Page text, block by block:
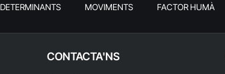
DETERMINANTS MOVIMENTS FACTOR HUMÀ
CONTACTA'NS